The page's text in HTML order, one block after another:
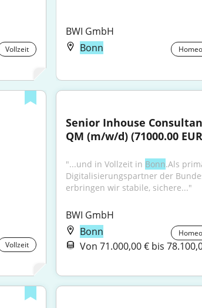
Vollzeit
BWI GmbH
Bonn
Vollzeit
Senior Inhouse
QM (m/w/d) (71000.00
"...und in Vollzeit in Bonn.Als
Digitalisierungspartner der
erbringen wir stabile, sichere..."
BWI GmbH
Bonn
Von 71.000,00 € bis